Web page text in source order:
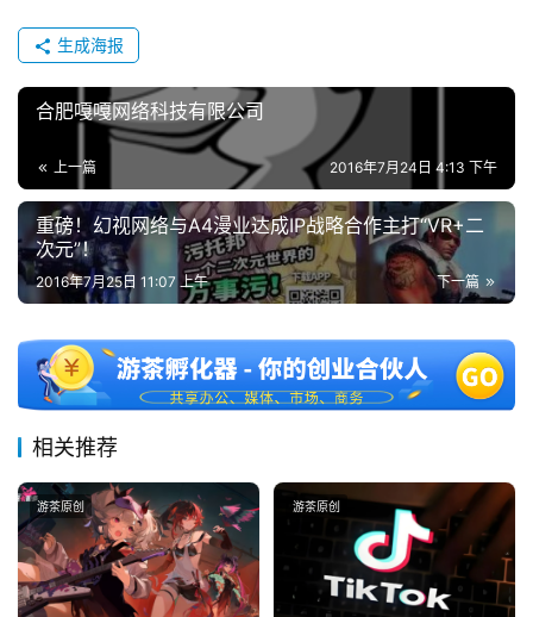
海
站
中
文
中
国
)
生成海报
合肥嘎嘎网络科技有限公司
上一篇 2016年7月24日 4:13 下午
重磅！幻视网络与A4漫业达成IP战略合作主打“VR+二
次元”！
下一篇
2016年7月25日 11:07 上午
相关推荐
游茶原创 游茶原创